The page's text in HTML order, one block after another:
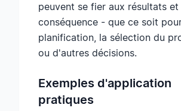
peuvent se fier aux résultats
conséquence - que ce soit
planification, la sélection du
ou d'autres décisions.
Exemples d'application
pratiques